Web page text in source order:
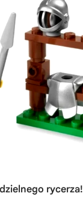
rycerza!